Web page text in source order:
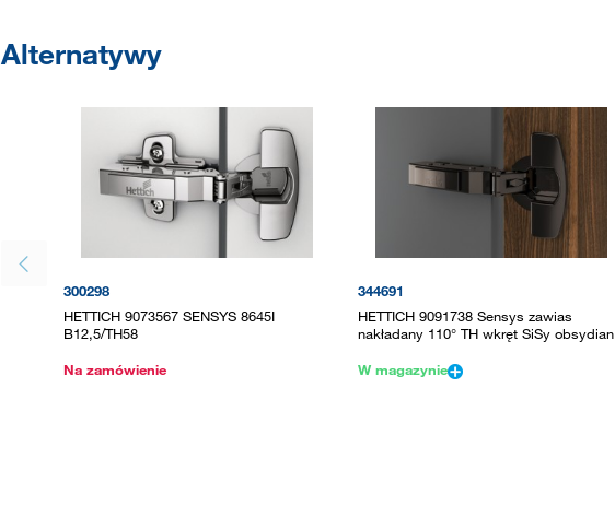
Alternatywy
300298
HETTICH 9073567 SENSYS 8645I
B12,5/TH58
Na zamówienie
344691
HETTICH 9091738 Sensys zawias
nakładany 110° TH wkręt SiSy obsydian
W magazynie